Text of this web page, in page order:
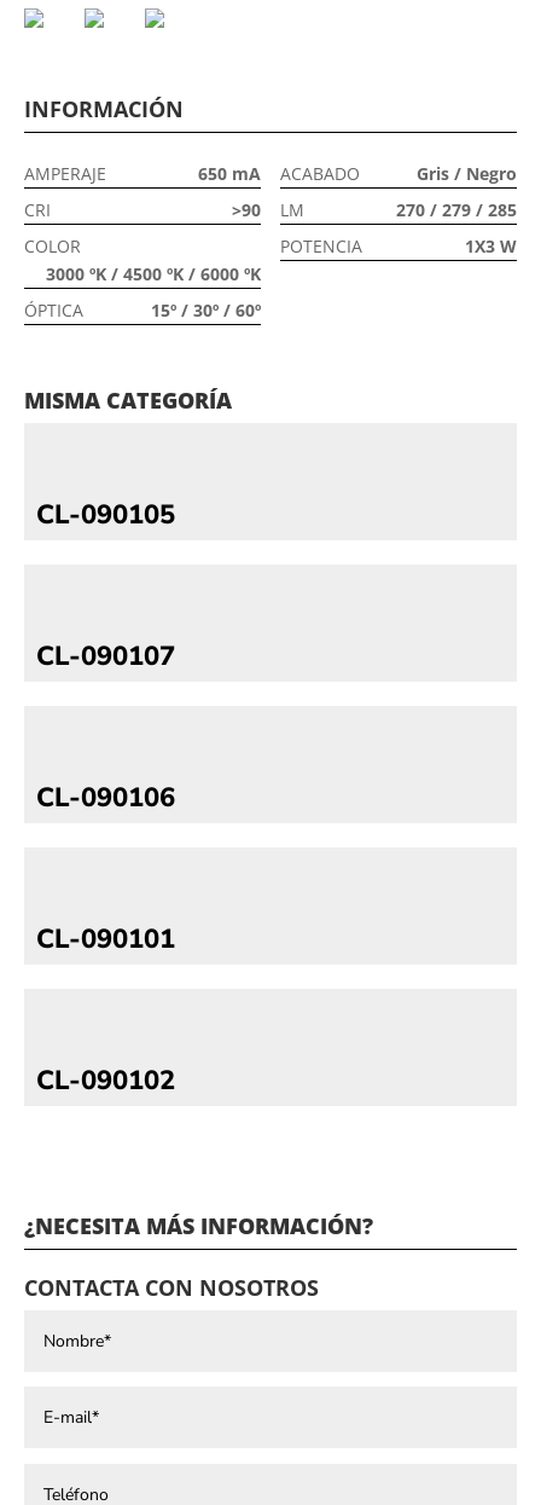
INFORMACIÓN
AMPERAJE
650 mA
CRI
>90
COLOR
3000 ºK / 4500 ºK / 6000 ºK
ÓPTICA
15º / 30º / 60º
ACABADO
Gris / Negro
LM
270 / 279 / 285
POTENCIA
1X3 W
MISMA CATEGORÍA
CL-090105
CL-090107
CL-090106
CL-090101
CL-090102
¿NECESITA MÁS INFORMACIÓN?
CONTACTA CON NOSOTROS